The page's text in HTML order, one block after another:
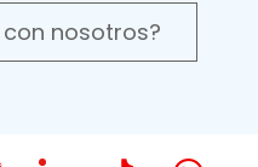
nosotros?